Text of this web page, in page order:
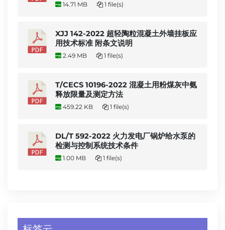
14.71 MB 1 file(s)
XJJ 142-2022 超轻陶粒混凝土外墙挂板应
用技术标准 附条文说明
2.49 MB 1 file(s)
T/CECS 10196-2022 混凝土用粉煤灰中氨
释放限量及测定方法
459.22 KB 1 file(s)
DL/T 592-2022 火力发电厂锅炉给水泵的
检测与控制系统技术条件
1.00 MB 1 file(s)